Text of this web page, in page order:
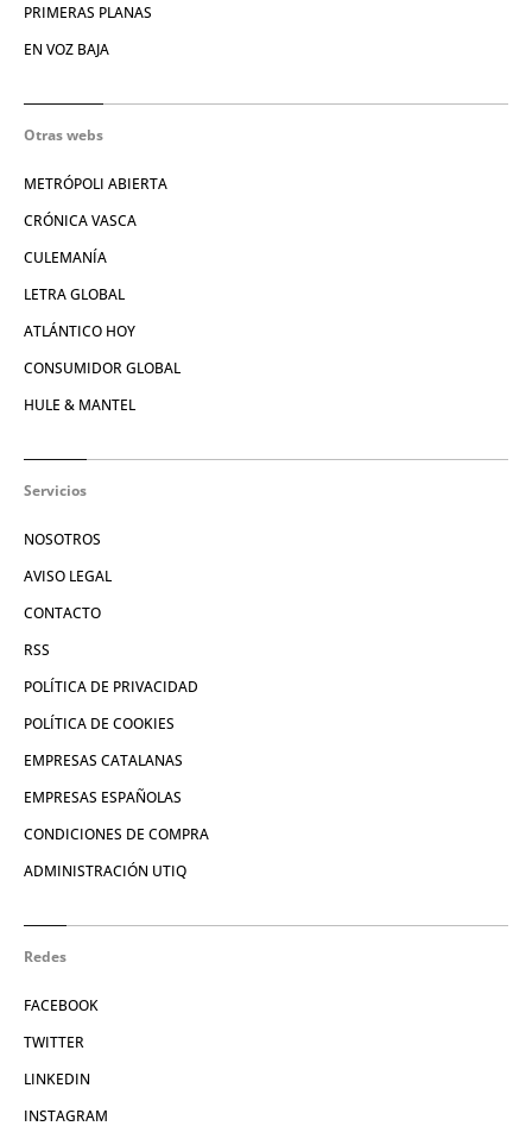
PRIMERAS PLANAS
EN VOZ BAJA
Otras webs
METRÓPOLI ABIERTA
CRÓNICA VASCA
CULEMANÍA
LETRA GLOBAL
ATLÁNTICO HOY
CONSUMIDOR GLOBAL
HULE & MANTEL
Servicios
NOSOTROS
AVISO LEGAL
CONTACTO
RSS
POLÍTICA DE PRIVACIDAD
POLÍTICA DE COOKIES
EMPRESAS CATALANAS
EMPRESAS ESPAÑOLAS
CONDICIONES DE COMPRA
ADMINISTRACIÓN UTIQ
Redes
FACEBOOK
TWITTER
LINKEDIN
INSTAGRAM